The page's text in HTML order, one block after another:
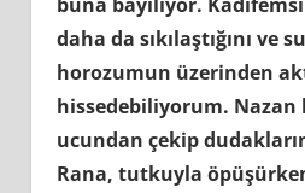
daha da sıkılaştığını ve
horozumun üzerinden
hissedebiliyorum. Nazan
ucundan çekip
Rana, tutkuyla